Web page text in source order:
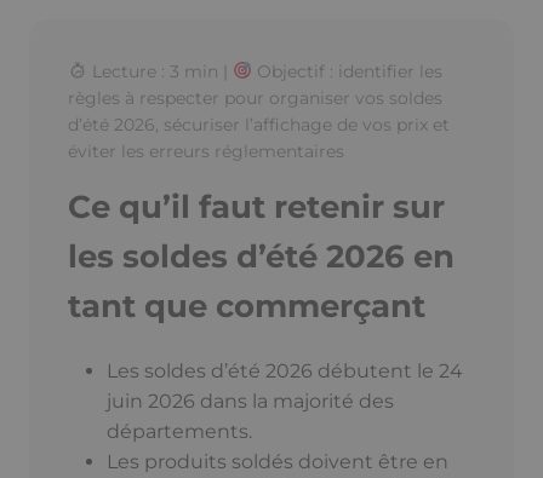
Lecture : 3 min |
Objectif : identifier les
règles à respecter pour organiser vos soldes
d’été 2026, sécuriser l’affichage de vos prix et
éviter les erreurs réglementaires
Ce qu’il faut retenir sur
les soldes d’été 2026 en
tant que commerçant
Les soldes d’été 2026 débutent le 24
juin 2026 dans la majorité des
départements.
Les produits soldés doivent être en